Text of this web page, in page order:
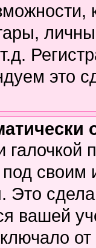
это
галочкой
под
Это
вашей